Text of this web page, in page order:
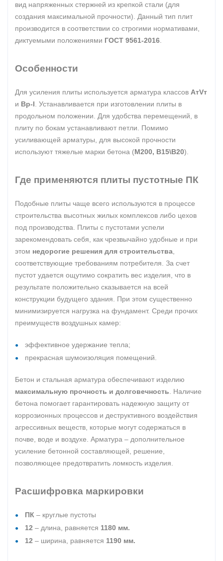
вид напряженных стержней из крепкой стали (для
создания максимальной прочности). Данный тип плит
производится в соответствии со строгими нормативами,
диктуемыми положениями ГОСТ 9561-2016
Особенности
Для усиления плиты используется арматура классов АтVт
и Вр-I . Устанавливается при изготовлении плиты в
продольном положении. Для удобства перемещений, в
плиту по бокам устанавливают петли. Помимо
усиливающей арматуры, для высокой прочности
используют тяжелые марки бетона (М200, В15\В20).
Где применяются плиты пустотные ПК
Подобные плиты чаще всего используются в процессе
строительства высотных жилых комплексов либо цехов
под производства. Плиты с пустотами успели
зарекомендовать себя, как чрезвычайно удобные и при
этом недорогие решения для строительства
соответствующие требованиям потребителя. За счет
пустот удается ощутимо сократить вес изделия, что в
результате положительно сказывается на всей
конструкции будущего здания. При этом существенно
минимизируется нагрузка на фундамент. Среди прочих
преимуществ воздушных камер:
эффективное удержание тепла;
прекрасная шумоизоляция помещений.
Бетон и стальная арматура обеспечивают изделию
максимальную прочность и долговечность . Наличие
бетона помогает гарантировать надежную защиту от
коррозионных процессов и деструктивного воздействия
агрессивных веществ, которые могут содержаться в
почве, воде и воздухе. Арматура – дополнительное
усиление бетонной составляющей, решение,
позволяющее предотвратить ломкость изделия.
Расшифровка маркировки
ПК – круглые пустоты
12 – длина, равняется 1180 мм.
12 – ширина, равняется 1190 мм.